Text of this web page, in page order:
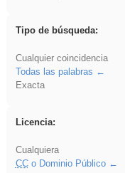
Tipo de búsqueda:
Cualquier coincidencia
Todas las palabras
Exacta
Licencia:
Cualquiera
CCo Dominio Público